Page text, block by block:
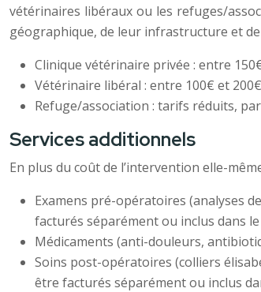
vétérinaires libéraux ou les refuges/
géographique, de leur infrastructure et
Clinique vétérinaire privée : entre
Vétérinaire libéral : entre 100€ et
Refuge/association : tarifs réduits,
Services additionnels
En plus du coût de l’intervention elle-
Examens pré-opératoires (analyses
facturés séparément ou inclus dans
Médicaments (anti-douleurs,
Soins post-opératoires (colliers
être facturés séparément ou inclus